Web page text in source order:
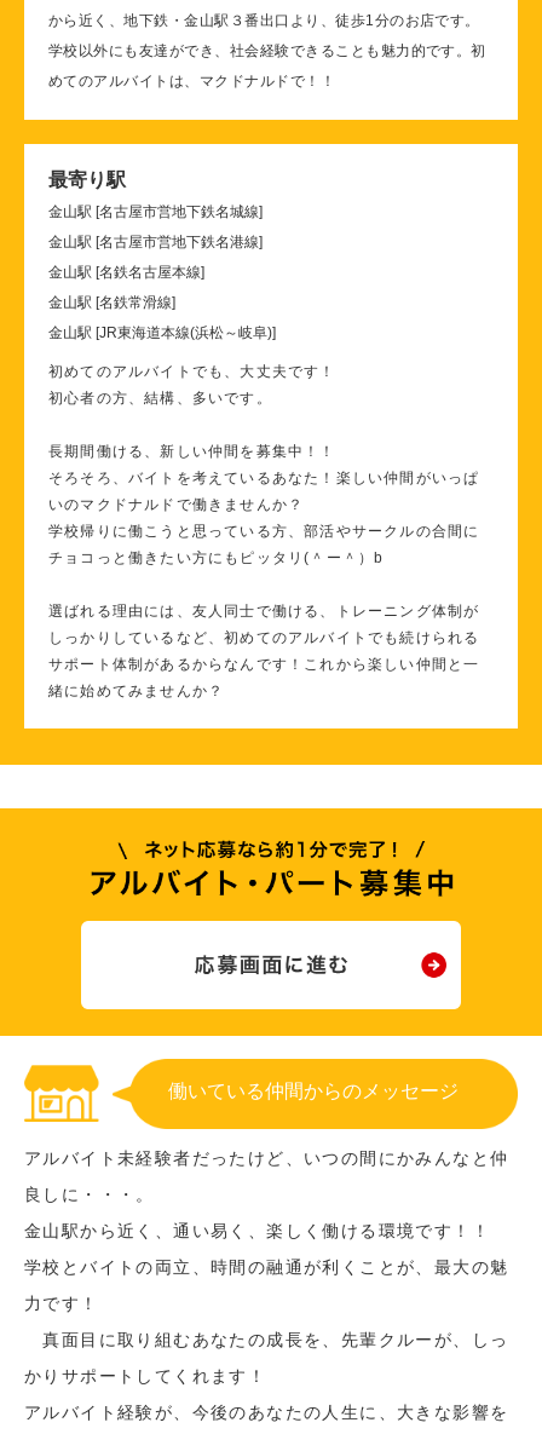
から近く、地下鉄・金山駅３番出口より、徒歩1分のお店です。
学校以外にも友達ができ、社会経験できることも魅力的です。初
めてのアルバイトは、マクドナルドで！！
最寄り駅
金山駅 [名古屋市営地下鉄名城線]
金山駅 [名古屋市営地下鉄名港線]
金山駅 [名鉄名古屋本線]
金山駅 [名鉄常滑線]
金山駅 [JR東海道本線(浜松～岐阜)]
初めてのアルバイトでも、大丈夫です！
初心者の方、結構、多いです。
長期間働ける、新しい仲間を募集中！！
そろそろ、バイトを考えているあなた！楽しい仲間がいっぱ
いのマクドナルドで働きませんか？
学校帰りに働こうと思っている方、部活やサークルの合間に
チョコっと働きたい方にもピッタリ(＾ー＾）b
選ばれる理由には、友人同士で働ける、トレーニング体制が
しっかりしているなど、初めてのアルバイトでも続けられる
サポート体制があるからなんです！これから楽しい仲間と一
緒に始めてみませんか？
働いている仲間からのメッセージ
アルバイト未経験者だったけど、いつの間にかみんなと仲
良しに・・・。
金山駅から近く、通い易く、楽しく働ける環境です！！
学校とバイトの両立、時間の融通が利くことが、最大の魅
力です！
真面目に取り組むあなたの成長を、先輩クルーが、しっ
かりサポートしてくれます！
アルバイト経験が、今後のあなたの人生に、大きな影響を